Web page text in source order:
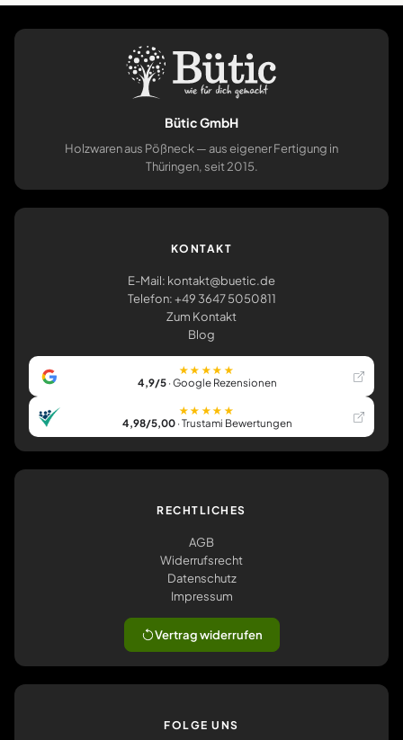
Bütic GmbH
Holzwaren aus Pößneck — aus eigener Fertigung in
Thüringen, seit 2015.
KONTAKT
E-Mail: kontakt@buetic.de
Telefon: +49 3647 5050811
Zum Kontakt
Blog
★★★★★
4,9/5· Google Rezensionen
★★★★★
4,98/5,00· Trustami Bewertungen
RECHTLICHES
AGB
Widerrufsrecht
Datenschutz
Impressum
Vertrag widerrufen
FOLGE UNS